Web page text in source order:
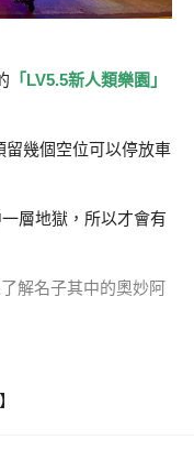
「LV5.5新人類樂園」
幾個空位可以停放車
層地獄，所以才會有
解名子其中的奧妙阿